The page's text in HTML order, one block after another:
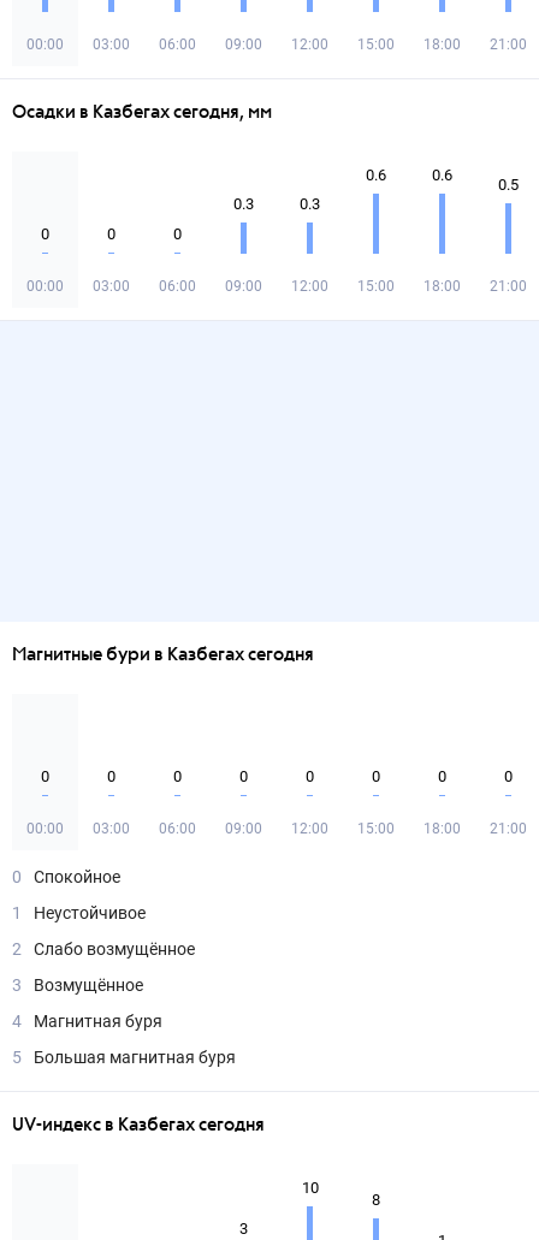
00:00 03:00 06:00 09:00 12:00 15:00 18:00 21:00
Осадки в Казбегах сегодня, мм
0
00:00
0
03:00
0
06:00
0.3
09:00
0.3
12:00
0.6
15:00
0.6
18:00
0.5
21:00
Магнитные бури в Казбегах сегодня
0
00:00
0
03:00
0
06:00
0
09:00
0
12:00
0
15:00
0
18:00
0
21:00
0
Спокойное
1
Неустойчивое
2
Слабо возмущённое
3
Возмущённое
4
Магнитная буря
5
Большая магнитная буря
UV-индекс в Казбегах сегодня
3
10
8